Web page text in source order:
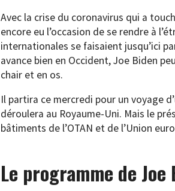
Avec la crise du coronavirus qui a
encore eu l’occasion de se rendre à
internationales se faisaient jusqu’ici
avance bien en Occident, Joe Biden
chair et en os.
Il partira ce mercredi pour un voyage
déroulera au Royaume-Uni. Mais le
bâtiments de l’OTAN et de l’Union
Le programme de